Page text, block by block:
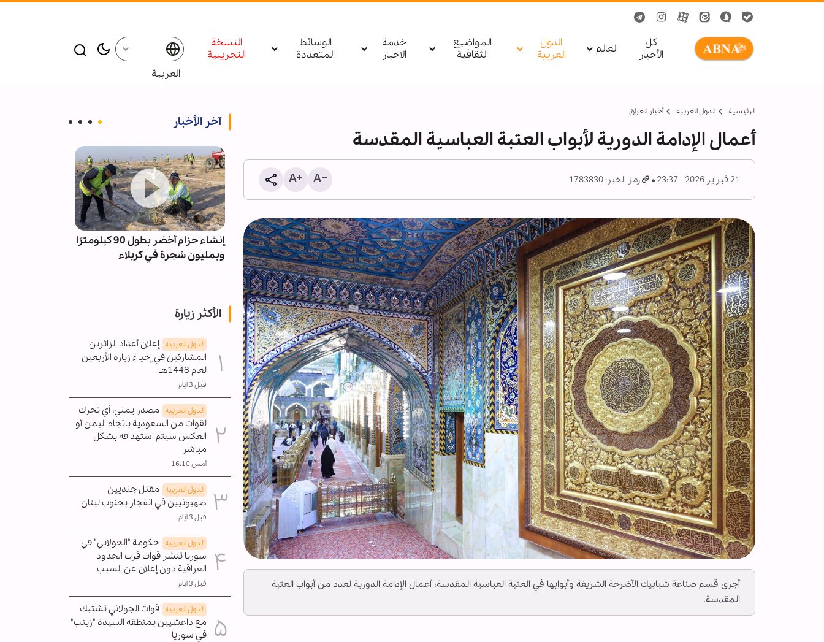
کل
الأخبار
العالم
الدول
العربیة
المواضيع
الثقافية
خدمة
الاخبار
الوسائط
المتعددة
النسخة
التجريبية
العربية
الرئيسية الدول العربیه أخبار العراق
أعمال الإدامة الدورية لأبواب العتبة العباسية المقدسة
21 فبراير 2026 - 23:37 رمز الخبر: 1783830
أجرى قسم صناعة شبابيك الأضرحة الشريفة وأبوابها في العتبة العباسية المقدسة، أعمال الإدامة الدورية لعدد من أبواب العتبة
المقدسة.
آخر الأخبار
تقرير مصور/ انطلاق فعاليات
المؤتمر العلمي الدولي العاشر
لزيارة الاربعين بكربلاء المقدسة
إنشاء حزام أخضر بطول 90 كيلومترًا
وبمليون شجرة في كربلاء
الأكثر زيارة
الدول العربیه إعلان أعداد الزائرين
المشاركين في إحياء زيارة الأربعين
لعام 1448هـ
قبل 3 ايام
الدول العربیه مصدر يمني: أي تحرك
لقوات من السعودية باتجاه اليمن أو
العكس سيتم استهدافه بشكل
مباشر
أمس 16:10
الدول العربیه مقتل جنديين
صهيونيين في انفجار بجنوب لبنان
قبل 3 ايام
الدول العربیه حكومة "الجولاني" في
سوريا تنشر قوات قرب الحدود
العراقية دون إعلان عن السبب
قبل 3 ايام
الدول العربیه قوات الجولاني تشتبك
مع داعشيين بمنطقة السيدة "زينب"
في سوريا